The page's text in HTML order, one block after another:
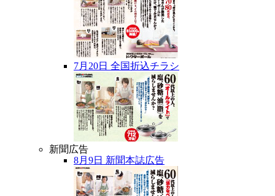
7月20日 全国折込チラシ
新聞広告
8月9日 新聞本誌広告